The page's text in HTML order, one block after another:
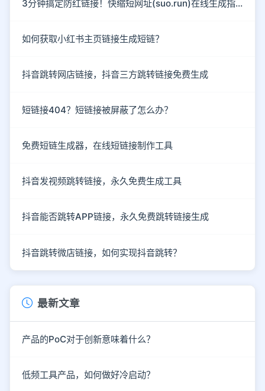
3分钟搞定防红链接！快缩短网址(suo.run)在线生成指南
如何获取小红书主页链接生成短链？
抖音跳转网店链接，抖音三方跳转链接免费生成
短链接404？短链接被屏蔽了怎么办？
免费短链生成器，在线短链接制作工具
抖音发视频跳转链接，永久免费生成工具
抖音能否跳转APP链接，永久免费跳转链接生成
抖音跳转微店链接，如何实现抖音跳转？
最新文章
产品的PoC对于创新意味着什么？
低频工具产品，如何做好冷启动？